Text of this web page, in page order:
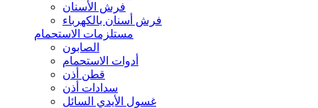
فرش الأسنان
فرش أسنان بالكهرباء
مستلزمات الاستحمام
الصابون
أدوات الاستحمام
قطن أذن
سدادات أذن
غسول الأيدي السائل